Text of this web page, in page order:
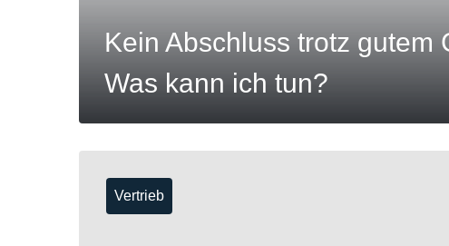
Kein Abschluss trotz gutem
Was kann ich tun?
Vertrieb